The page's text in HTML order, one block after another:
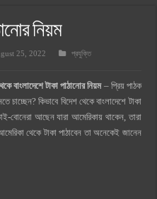
এর সুযোগ সুবিধা
নিয়ম
25, 2022
প্রযুক্তি
বাংলাদেশে টাকা পাঠানোর নিয়ম – প্রিয় পাঠক
চাচ্ছেন? কিভাবে বিদেশ থেকে বাংলাদেশে টাকা
বোনেরা আছেন যারা আমেরিকায় থাকেন, তারা
থেকে টাকা পাঠাবেন তা অনেকেই জানেন